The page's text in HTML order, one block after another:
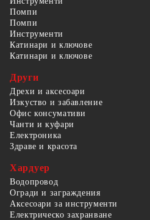
Помпи
Помпи
Инструменти
Катинари и ключове
Катинари и ключове
Други
Дрехи и аксесоари
Изкуство и забавление
Офис консумативи
Чанти и куфари
Електроника
Здраве и красота
Хардуер
Водопровод
Огради и заграждения
Аксесоари за инструменти
Електрическо захранване